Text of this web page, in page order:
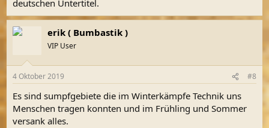
deutschen Untertitel.
erik ( Bumbastik )
VIP User
4 Oktober 2019 #8
Es sind sumpfgebiete die im Winterkämpfe Technik uns
Menschen tragen konnten und im Frühling und Sommer
versank alles.